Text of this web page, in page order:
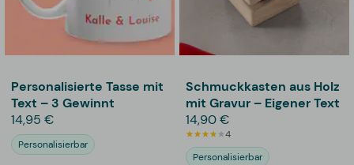
Personalisierte Tasse mit
Text – 3 Gewinnt
14,95 €
Personalisierbar
Schmuckkasten aus Holz
mit Gravur – Eigener Text
14,90 €
4
Personalisierbar